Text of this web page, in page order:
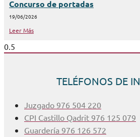
Concurso de portadas
19/06/2026
Leer Más
TELÉFONOS DE
Juzgado 976 504 220
CPI Castillo Qadrit 976 125 079
Guardería 976 126 572